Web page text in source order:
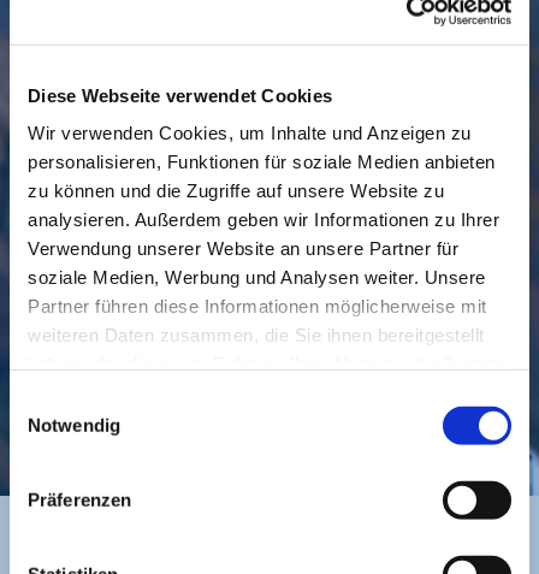
Diese Webseite verwendet Cookies
Wir verwenden Cookies, um Inhalte und Anzeigen zu
personalisieren, Funktionen für soziale Medien anbieten
zu können und die Zugriffe auf unsere Website zu
analysieren. Außerdem geben wir Informationen zu Ihrer
Verwendung unserer Website an unsere Partner für
soziale Medien, Werbung und Analysen weiter. Unsere
Partner führen diese Informationen möglicherweise mit
weiteren Daten zusammen, die Sie ihnen bereitgestellt
Notwendig
Präferenzen
GEMEINDE BESUCHEN